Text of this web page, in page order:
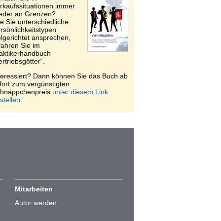
immer
an Grenzen?
Sie unterschiedliche
ansprechen,
Sie im
Dann können Sie das Buch ab
zum vergünstigten
unter diesem Link
Mitarbeiten
Autor werden